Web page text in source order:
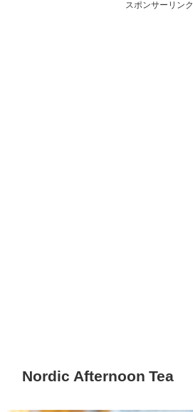
スポンサーリンク
Nordic Afternoon Tea